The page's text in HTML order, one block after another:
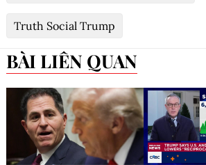
Truth Social Trump
BÀI LIÊN QUAN